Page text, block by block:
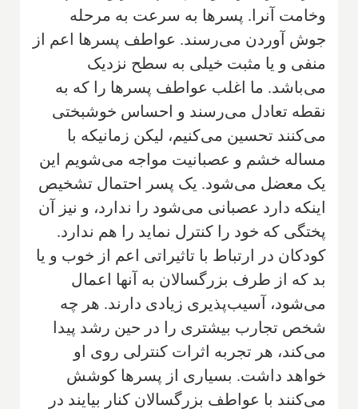
وخامت آنرا. پسرها به سرعت به مرحله
جوش آوردن می‌رسند. عواطف پسرها اعم از
منفی و یا مثبت خیلی به سطح نزدیک
می‌باشد. ما اغلب عواطف پسرها را که به
نقطه تعادل می‌رسند و احساس خوشبختی
می‌کنند تحسین می‌کنیم، لیکن زمانیکه با
مساله خشم و عصبانیت مواجه می‌شویم این
یک معضل می‌شود. یک پسر احتمال تشخیص
اینکه دارد عصبانی می‌شود را ندارد، و نیز آن
پختگی که خود را کنترل نماید را هم ندارد.
کودکان در ارتباط با تاثیراتی اعم از خوب و یا
بد که از طرف بزرگسالان به آنها اعمال
می‌شود، آسیب‌پذیری زیادی دارند. هر چه
شخص تجارب بیشتری را در حین رشد پیدا
می‌کند، هر تجربه اثرات کنترلی روی او
خواهد داشت. بسیاری از پسرها کوشش
می‌کنند با عواطف بزرگسالان کنار بیایند در